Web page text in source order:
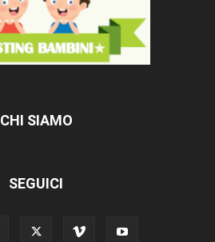
CHI SIAMO
SEGUICI